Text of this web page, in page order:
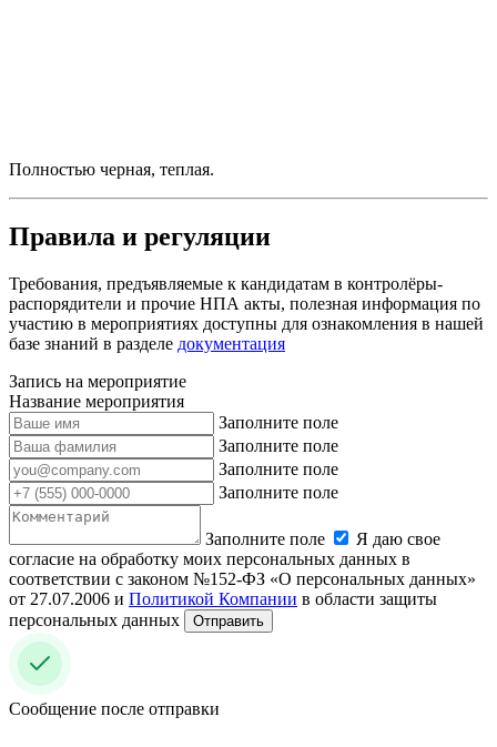
Полностью черная, теплая.
Правила и регуляции
Требования, предъявляемые к кандидатам в контролёры-
распорядители и прочие НПА акты, полезная информация по
участию в мероприятиях доступны для ознакомления в нашей
базе знаний в разделе документация
Запись на мероприятие
Название мероприятия
Заполните поле
Заполните поле
Заполните поле
Заполните поле
Заполните поле
Я даю свое
согласие на обработку моих персональных данных в
соответствии с законом №152-ФЗ «О персональных данных»
от 27.07.2006 и Политикой Компании в области защиты
персональных данных
Отправить
Сообщение после отправки